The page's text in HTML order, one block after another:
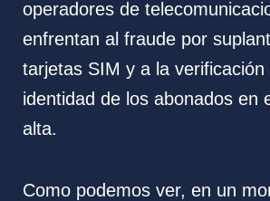
operadores de
enfrentan al fraude por
tarjetas SIM y a la verificación
identidad de los abonados en
alta.
Como podemos ver, en un